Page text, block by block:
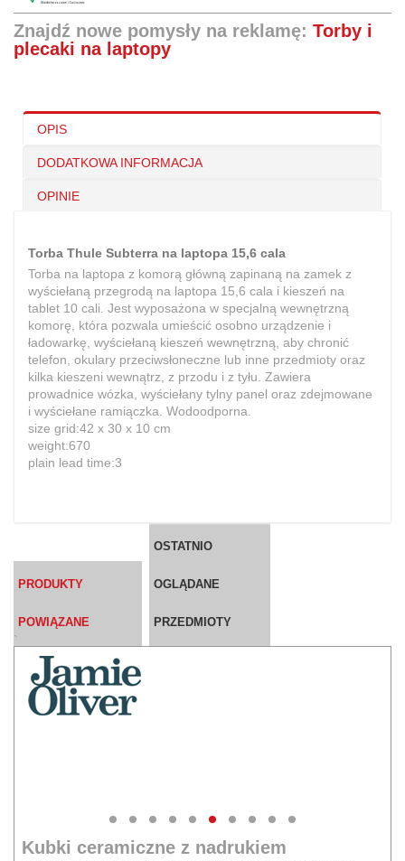
Znajdź nowe pomysły na reklamę: Torby i
plecaki na laptopy
OPIS
DODATKOWA INFORMACJA
OPINIE
Torba Thule Subterra na laptopa 15,6 cala
Torba na laptopa z komorą główną zapinaną na zamek z
wyściełaną przegrodą na laptopa 15,6 cala i kieszeń na
tablet 10 cali. Jest wyposażona w specjalną wewnętrzną
komorę, która pozwala umieścić osobno urządzenie i
ładowarkę, wyściełaną kieszeń wewnętrzną, aby chronić
telefon, okulary przeciwsłoneczne lub inne przedmioty oraz
kilka kieszeni wewnątrz, z przodu i z tyłu. Zawiera
prowadnice wózka, wyściełany tylny panel oraz zdejmowane
i wyściełane ramiączka. Wodoodporna.
size grid:42 x 30 x 10 cm
weight:670
plain lead time:3
PRODUKTY
POWIĄZANE
OSTATNIO
OGLĄDANE
PRZEDMIOTY
`
Kubki ceramiczne z nadrukiem